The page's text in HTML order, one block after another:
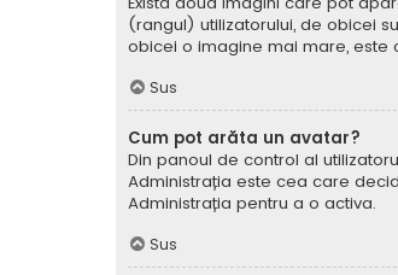
(rangul) utilizatorului, de obicei
obicei o imagine mai mare, este
Sus
Cum pot arăta un avatar?
Din panoul de control al
Administrația este cea care
Administrația pentru a o activa.
Sus